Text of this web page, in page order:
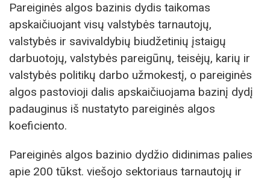
Pareiginės algos bazinis dydis taikomas
apskaičiuojant visų valstybės tarnautojų,
valstybės ir savivaldybių biudžetinių įstaigų
darbuotojų, valstybės pareigūnų, teisėjų, karių ir
valstybės politikų darbo užmokestį, o pareiginės
algos pastovioji dalis apskaičiuojama bazinį dydį
padauginus iš nustatyto pareiginės algos
koeficiento.
Pareiginės algos bazinio dydžio didinimas palies
apie 200 tūkst. viešojo sektoriaus tarnautojų ir